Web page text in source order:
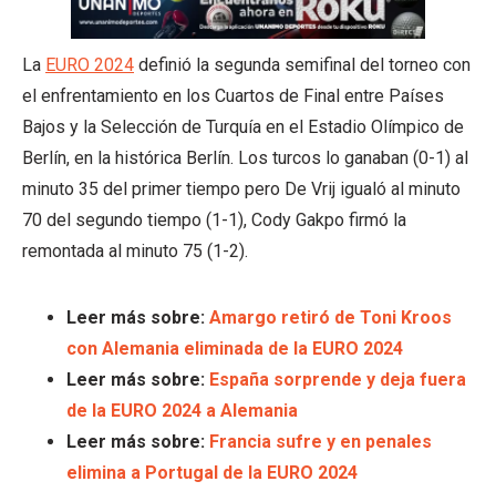
La EURO 2024 definió la segunda semifinal del torneo con
el enfrentamiento en los Cuartos de Final entre Países
Bajos y la Selección de Turquía en el Estadio Olímpico de
Berlín, en la histórica Berlín. Los turcos lo ganaban (0-1) al
minuto 35 del primer tiempo pero De Vrij igualó al minuto
70 del segundo tiempo (1-1), Cody Gakpo firmó la
remontada al minuto 75 (1-2).
Leer más sobre: Amargo retiró de Toni Kroos
con Alemania eliminada de la EURO 2024
Leer más sobre: España sorprende y deja fuera
de la EURO 2024 a Alemania
Leer más sobre: Francia sufre y en penales
elimina a Portugal de la EURO 2024